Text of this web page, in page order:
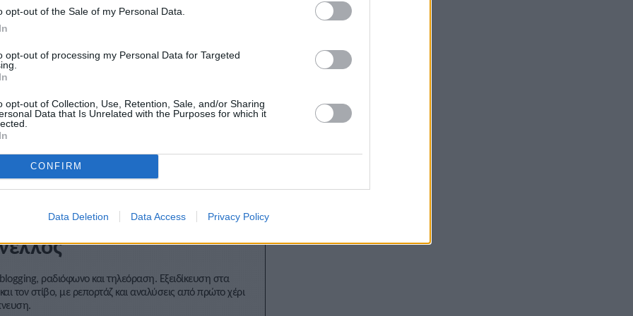
opt-out of the Sale of my Personal Data.
opt-out of processing my Personal Data for Targeted
opt-out of Collection, Use, Retention, Sale, and/or Sharing
Data that Is Unrelated with the Purposes for which it
CONFIRM
Data Deletion Data Access Privacy Policy
κοντώ πολύ πάνω από το Sportsfeed
που πετούν στον άνθρωπο
των
ραδιόφωνο και τηλεόραση. Εξειδίκευση στα
τον στίβο, με ρεπορτάζ και αναλύσεις από πρώτο χέρι